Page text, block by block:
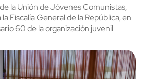
la Unión de Jóvenes Comunistas,
Fiscalía General de la República, en
60 de la organización juvenil